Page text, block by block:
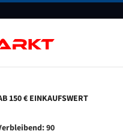
BLOG KONTAKT
150 € EINKAUFSWERT
90